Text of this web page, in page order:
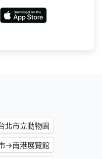
北市立動物園
→南港展覽館